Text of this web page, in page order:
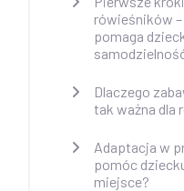
rówieśników
pomaga
Dlaczego
tak ważna dla
Adaptacja w
pomóc
miejsce?